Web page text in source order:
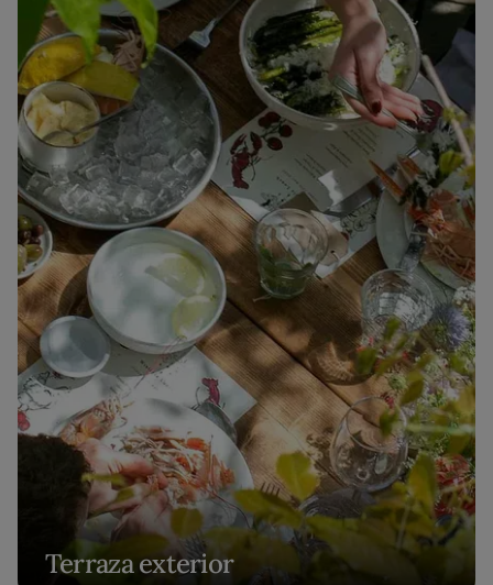
Terraza exterior